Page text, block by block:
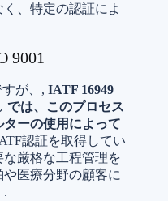
、特定の認証によ
9001
が、, IATF 16949
では、このプロセス
ーの使用によって
認証を取得してい
厳格な工程管理を
医療分野の顧客に
.